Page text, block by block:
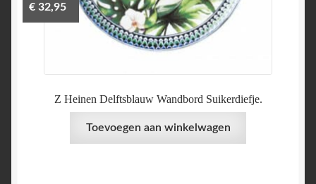
Z Heinen Delftsblauw Wandbord Suikerdiefje.
€32,95
Toevoegen aan winkelwagen